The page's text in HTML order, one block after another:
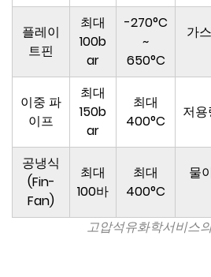
고압석유화학서비스
플레이
트핀
최대
100b
ar
-270°C
~
650°C
가
이중 파
이프
최대
150b
ar
최대
400°C
저
공냉식
(Fin-
Fan)
최대
100바
최대
400°C
물